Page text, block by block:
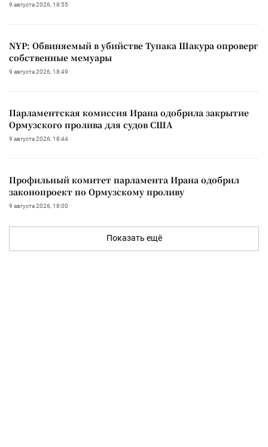
9 августа 2026, 18:55
NYP: Обвиняемый в убийстве Тупака Шакура опроверг
собственные мемуары
9 августа 2026, 18:49
Парламентская комиссия Ирана одобрила закрытие
Ормузского пролива для судов США
9 августа 2026, 18:44
Профильный комитет парламента Ирана одобрил
законопроект по Ормузскому проливу
9 августа 2026, 18:00
Показать ещё